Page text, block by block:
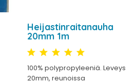
Heijastinraitanauha
20mm 1m
100% polypropyleeniä. Leveys
20mm, reunoissa